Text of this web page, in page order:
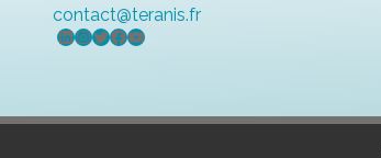
contact@teranis.fr
LinkedIn
Instagram
Twitter
Facebook
YouTube